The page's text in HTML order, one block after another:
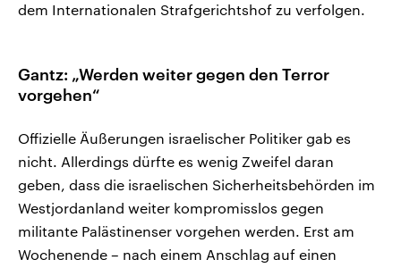
dem Internationalen Strafgerichtshof zu verfolgen.
Gantz: „Werden weiter gegen den Terror
vorgehen“
Offizielle Äußerungen israelischer Politiker gab es
nicht. Allerdings dürfte es wenig Zweifel daran
geben, dass die israelischen Sicherheitsbehörden im
Westjordanland weiter kompromisslos gegen
militante Palästinenser vorgehen werden. Erst am
Wochenende – nach einem Anschlag auf einen